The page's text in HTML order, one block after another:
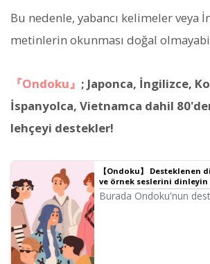
Bu nedenle, yabancı kelimeler veya
metinlerin okunması doğal
『Ondoku』 ; Japonca, İngilizce,
İspanyolca, Vietnamca dahil
lehçeyi destekler!
【Ondoku】
ve örnek seslerini dinleyin
Burada Ondoku'nun